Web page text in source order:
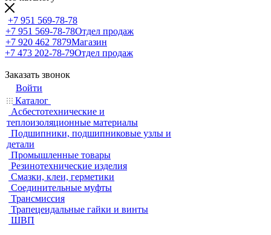
+7 951 569-78-78
+7 951 569-78-78Отдел продаж
+7 920 462 7879Магазин
+7 473 202-78-79Отдел продаж
Заказать звонок
Войти
Каталог
Асбестотехнические и
теплоизоляционные материалы
Подшипники, подшипниковые узлы и
детали
Промышленные товары
Резинотехнические изделия
Смазки, клеи, герметики
Соединительные муфты
Трансмиссия
Трапецеидальные гайки и винты
ШВП